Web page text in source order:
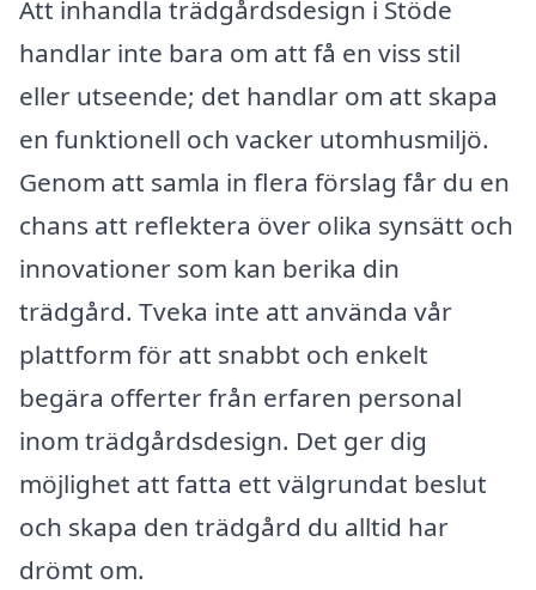
Att inhandla trädgårdsdesign i Stöde
handlar inte bara om att få en viss stil
eller utseende; det handlar om att skapa
en funktionell och vacker utomhusmiljö.
Genom att samla in flera förslag får du en
chans att reflektera över olika synsätt och
innovationer som kan berika din
trädgård. Tveka inte att använda vår
plattform för att snabbt och enkelt
begära offerter från erfaren personal
inom trädgårdsdesign. Det ger dig
möjlighet att fatta ett välgrundat beslut
och skapa den trädgård du alltid har
drömt om.